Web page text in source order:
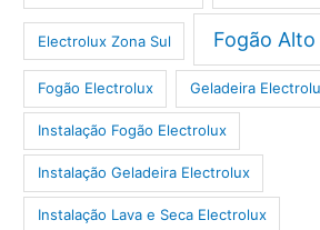
Electrolux Zona Sul Fogão
Fogão Electrolux Geladeira
Instalação Fogão Electrolux
Instalação Geladeira Electrolux
Instalação Lava e Seca Electrolux